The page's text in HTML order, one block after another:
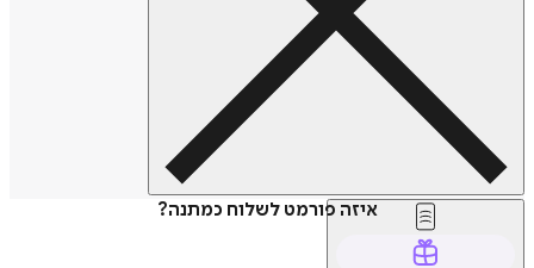
איזה פורמט לשלוח כמתנה?